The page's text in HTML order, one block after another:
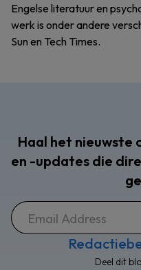
Engelse literatuur en
werk is onder andere
Sun en Tech Times.
Haal het nieuwste
en -updates die
Deel dit